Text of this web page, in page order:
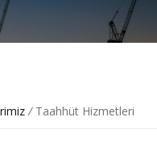
/ Taahhüt Hizmetleri